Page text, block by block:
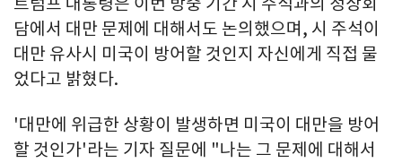
담에서 대만 문제에 대해서도 논의했으며, 시 주석이
대만 유사시 미국이 방어할 것인지 자신에게 직접 물
었다고 밝혔다.
'대만에 위급한 상황이 발생하면 미국이 대만을 방어
할 것인가'라는 기자 질문에 "나는 그 문제에 대해서